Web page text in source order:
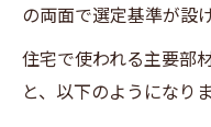
の両面で選定基準が設
住宅で使われる主要部
と、以下のようになりま